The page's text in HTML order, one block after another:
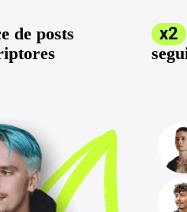
de posts
х2